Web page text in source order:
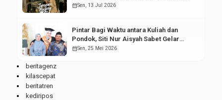
calendar_monthSen, 13 Jul 2026
Pintar Bagi Waktu antara Kuliah dan
Pondok, Siti Nur Aisyah Sabet Gelar
Wisudawan Terbaik
calendar_monthSen, 25 Mei 2026
beritagenz
kilascepat
beritatren
kediripos